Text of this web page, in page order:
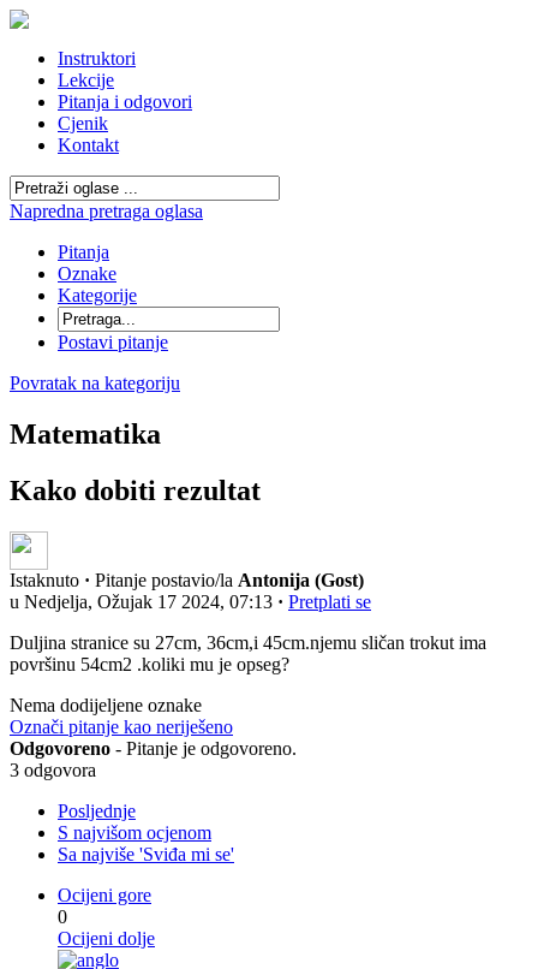
Instruktori
Lekcije
Pitanja i odgovori
Cjenik
Kontakt
Napredna pretraga oglasa
Pitanja
Oznake
Kategorije
Postavi pitanje
Povratak na kategoriju
Matematika
Kako dobiti rezultat
Istaknuto · Pitanje postavio/la Antonija (Gost)
u Nedjelja, Ožujak 17 2024, 07:13 · Pretplati se
Duljina stranice su 27cm, 36cm,i 45cm.njemu sličan trokut ima
površinu 54cm2 .koliki mu je opseg?
Nema dodijeljene oznake
Označi pitanje kao neriješeno
Odgovoreno - Pitanje je odgovoreno.
3 odgovora
Posljednje
S najvišom ocjenom
Sa najviše 'Sviđa mi se'
Ocijeni gore
0
Ocijeni dolje